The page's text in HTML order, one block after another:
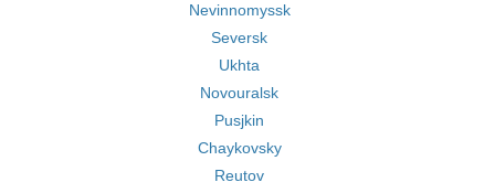
Nevinnomyssk
Seversk
Ukhta
Novouralsk
Pusjkin
Chaykovsky
Reutov